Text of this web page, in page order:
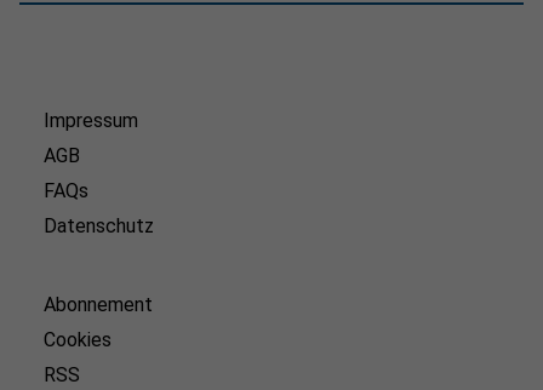
Impressum
AGB
FAQs
Datenschutz
Abonnement
Cookies
RSS